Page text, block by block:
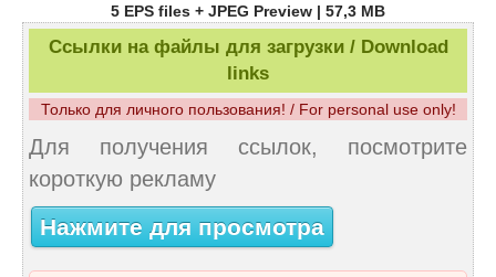
5 EPS files + JPEG Preview | 57,3 MB
Ссылки на файлы для загрузки / Download
links
Только для личного пользования! / For personal use only!
Для получения ссылок, посмотрите
короткую рекламу
Нажмите для просмотра